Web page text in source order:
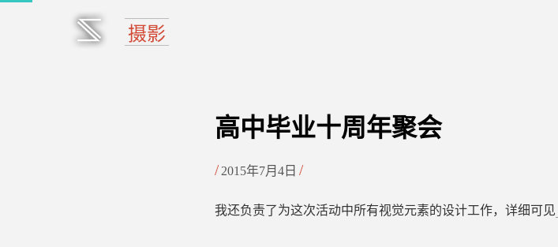
高中毕业十周年聚会
2015年7月4日
我还负责了为这次活动中所有视觉元素的设计工作，详细可见